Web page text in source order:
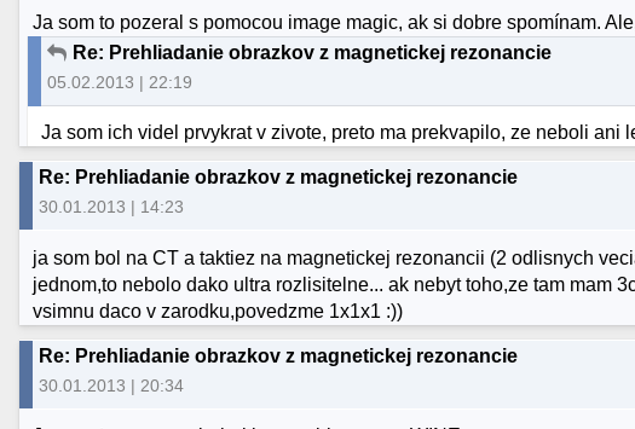
Ja som to pozeral s pomocou image magic, ak si dobre spomínam.
Re: Prehliadanie obrazkov z magnetickej rezonancie
05.02.2013 | 22:19
Ja som ich videl prvykrat v zivote, preto ma prekvapilo, ze neboli ani
Re: Prehliadanie obrazkov z magnetickej rezonancie
30.01.2013 | 14:23
ja som bol na CT a taktiez na magnetickej rezonancii (2 odlisnych
jednom,to nebolo dako ultra rozlisitelne... ak nebyt toho,ze tam mam
vsimnu daco v zarodku,povedzme 1x1x1 :))
Re: Prehliadanie obrazkov z magnetickej rezonancie
30.01.2013 | 20:34